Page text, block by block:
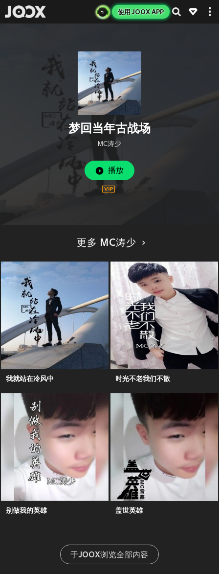
使用 JOOX APP
梦回当年古战场
MC涛少
播放
更多 MC涛少
我就站在冷风中 时光不老我们不散
别做我的英雄 盖世英雄
于JOOX浏览全部内容